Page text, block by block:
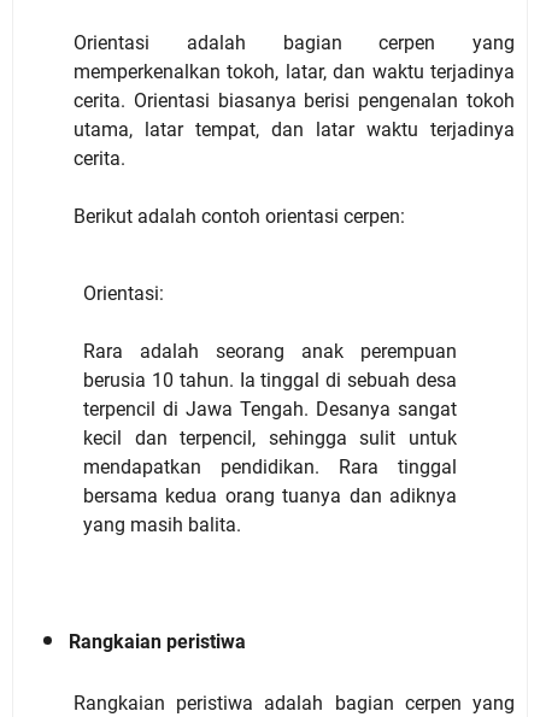
Orientasi adalah bagian cerpen yang
memperkenalkan tokoh, latar, dan waktu terjadinya
cerita. Orientasi biasanya berisi pengenalan tokoh
utama, latar tempat, dan latar waktu terjadinya
cerita.
Berikut adalah contoh orientasi cerpen:
Orientasi:
Rara adalah seorang anak perempuan
berusia 10 tahun. Ia tinggal di sebuah desa
terpencil di Jawa Tengah. Desanya sangat
kecil dan terpencil, sehingga sulit untuk
mendapatkan pendidikan. Rara tinggal
bersama kedua orang tuanya dan adiknya
yang masih balita.
Rangkaian peristiwa
Rangkaian peristiwa adalah bagian cerpen yang